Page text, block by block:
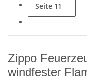
Seite 11
Zippo
windfester